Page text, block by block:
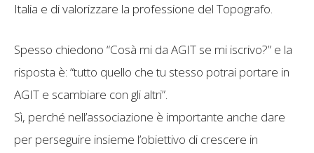
Italia e di valorizzare la professione del Topografo.
Spesso chiedono “Cosà mi da AGIT se mi iscrivo?” e la
risposta è: “tutto quello che tu stesso potrai portare in
AGIT e scambiare con gli altri”.
Sì, perché nell’associazione è importante anche dare
per perseguire insieme l’obiettivo di crescere in